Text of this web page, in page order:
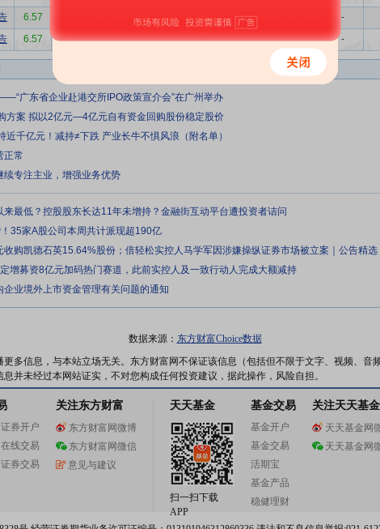
6.57 黄蓓 减持 0.04 0.00% -
6.57 -1.50 周硕 增持 0.02 0.00% 0.00% -
广东省企业赴港交所IPO政策宣介会”在广州举办
方案 拟以2亿元—4亿元自有资金回购股份稳定股价
近千亿元！减持≠下跌 产业长牛不惧风浪（附名单）
正常
续专注主业，增强业务优势
最低？控股股东长达11年未增持？金融街互动平台遭投资者诘问
！35家A股公司本周共计派现超190亿
购凯德石英15.64%股份；倍轻松实控人马学军因涉嫌操纵证券市场被立案｜公告精选
增募资8亿元加码热门赛道，此前实控人及一致行动人完成大额减持
业境外上市资金管理有关问题的通知
数据来源： 东方财富Choice数据
多信息，与本站立场无关。东方财富网不保证该信息（包括但不限于文字、视频、音
并未经过本网站证实，不对您构成任何投资建议，据此操作，风险自担。
券开户
线交易
券交易
关注东方财富
东方财富网微博
东方财富网微信
意见与建议
天天基金
扫一扫下载
APP
基金交易
基金开户
基金交易
活期宝
基金产品
稳健理财
关注天天基金
天天基金网
天天基金网